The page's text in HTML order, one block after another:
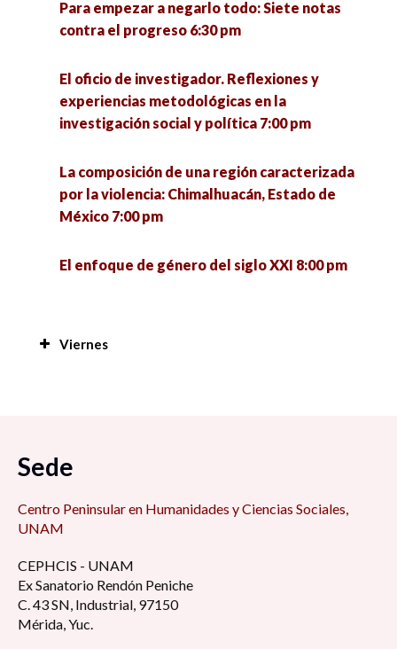
Para empezar a negarlo todo: Siete notas
contra el progreso 6:30 pm
El oficio de investigador. Reflexiones y
experiencias metodológicas en la
investigación social y política 7:00 pm
La composición de una región caracterizada
por la violencia: Chimalhuacán, Estado de
México 7:00 pm
El enfoque de género del siglo XXI 8:00 pm
Viernes
Foro de Modelo de administración estratégica
regreso a las aulas ¿Qué hacer con la
virtualidad? 8:30 am
La perspectiva estudiantil universitaria en
Sede
Centro Peninsular en Humanidades y Ciencias Sociales,
UNAM
CEPHCIS - UNAM
Ex Sanatorio Rendón Peniche
C. 43 SN, Industrial, 97150
Mérida, Yuc.